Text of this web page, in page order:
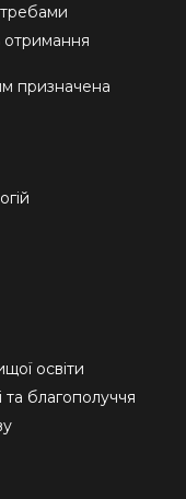
отримання
призначена
освіти
та благополуччя